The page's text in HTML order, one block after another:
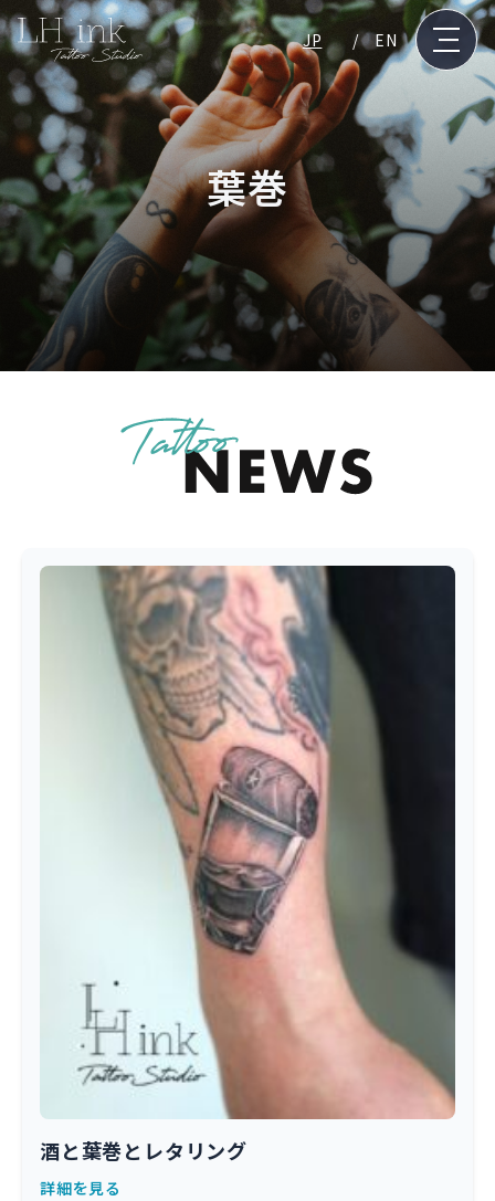
JP EN
葉巻
酒と葉巻とレタリング
詳細を見る